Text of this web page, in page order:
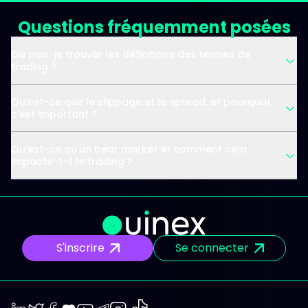
Questions fréquemment posées
S'inscrire Se connecter